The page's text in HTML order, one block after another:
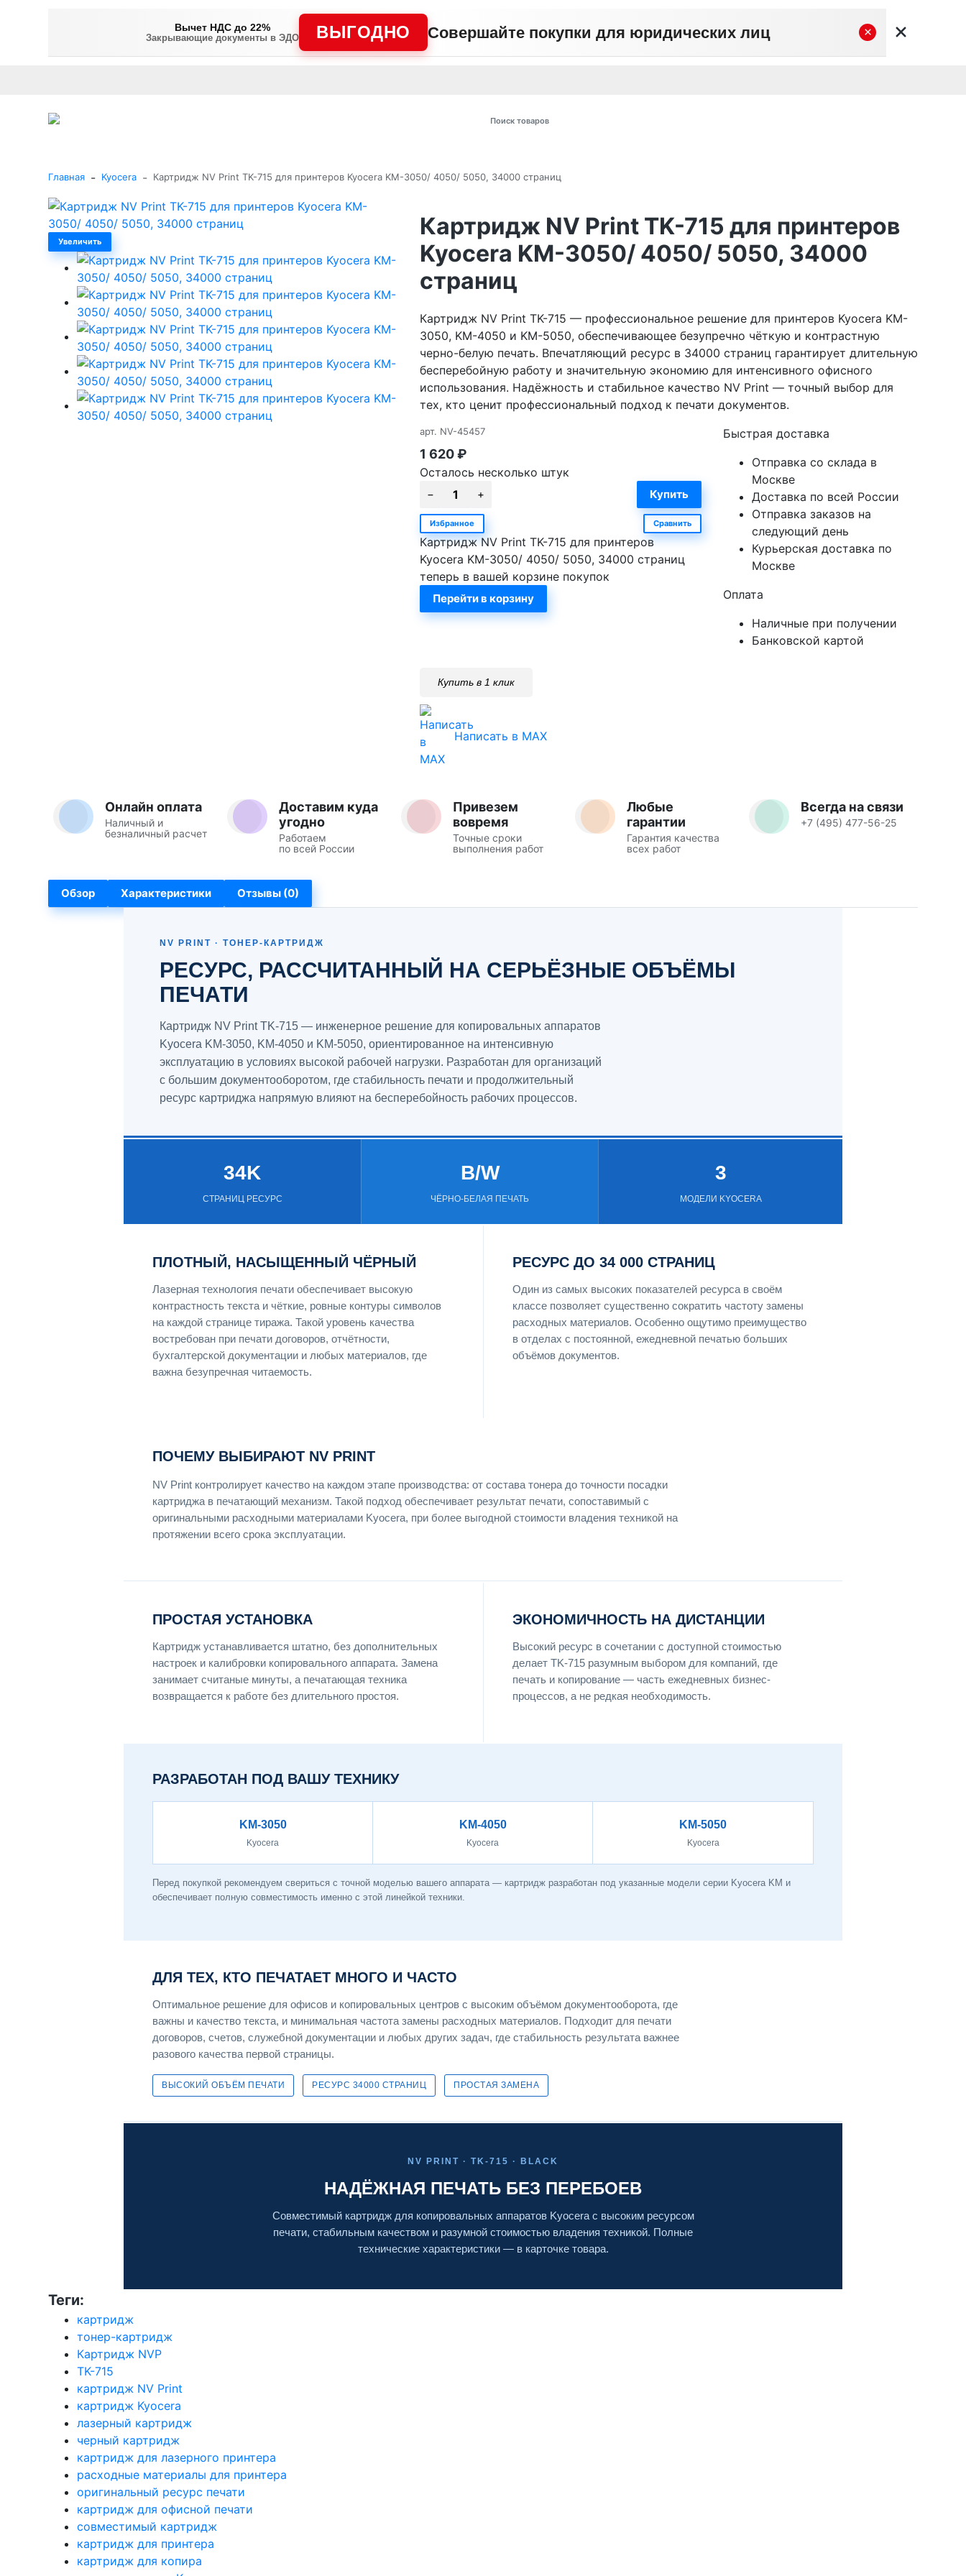
Вычет НДС до 22%
Закрывающие документы в ЭДО ВЫГОДНО Совершайте покупки для юридических лиц ×
Главная - Kyocera - Картридж NV Print TK-715 для принтеров Kyocera KM-3050/ 4050/ 5050, 34000 страниц
Увеличить
Картридж NV Print TK-715 для принтеров
Kyocera KM-3050/ 4050/ 5050, 34000
страниц
Картридж NV Print TK-715 — профессиональное решение для принтеров Kyocera KM-
3050, KM-4050 и KM-5050, обеспечивающее безупречно чёткую и контрастную
черно-белую печать. Впечатляющий ресурс в 34000 страниц гарантирует длительную
бесперебойную работу и значительную экономию для интенсивного офисного
использования. Надёжность и стабильное качество NV Print — точный выбор для
тех, кто ценит профессиональный подход к печати документов.
арт. NV-45457
1 620₽
Осталось несколько штук
Избранное Сравнить
Картридж NV Print TK-715 для принтеров
Kyocera KM-3050/ 4050/ 5050, 34000 страниц
теперь в вашей корзине покупок
Перейти в корзину
Быстрая доставка
Отправка со склада в
Москве
Доставка по всей России
Отправка заказов на
следующий день
Курьерская доставка по
Москве
Оплата
Наличные при получении
Банковской картой
Купить в 1 клик
Написать в MAX
Онлайн оплата
Наличный и
безналичный расчет
Доставим куда
угодно
Работаем
по всей России
Привезем
вовремя
Точные сроки
выполнения работ
Любые
гарантии
Гарантия качества
всех работ
Всегда на связи
+7 (495) 477-56-25
Обзор Характеристики Отзывы (0)
NV PRINT · ТОНЕР-КАРТРИДЖ
РЕСУРС, РАССЧИТАННЫЙ НА СЕРЬЁЗНЫЕ ОБЪЁМЫ
ПЕЧАТИ
Картридж NV Print TK-715 — инженерное решение для копировальных аппаратов
Kyocera KM-3050, KM-4050 и KM-5050, ориентированное на интенсивную
эксплуатацию в условиях высокой рабочей нагрузки. Разработан для организаций
с большим документооборотом, где стабильность печати и продолжительный
ресурс картриджа напрямую влияют на бесперебойность рабочих процессов.
34K
СТРАНИЦ РЕСУРС
B/W
ЧЁРНО-БЕЛАЯ ПЕЧАТЬ
3
МОДЕЛИ KYOCERA
ПЛОТНЫЙ, НАСЫЩЕННЫЙ ЧЁРНЫЙ
Лазерная технология печати обеспечивает высокую
контрастность текста и чёткие, ровные контуры символов
на каждой странице тиража. Такой уровень качества
востребован при печати договоров, отчётности,
бухгалтерской документации и любых материалов, где
важна безупречная читаемость.
РЕСУРС ДО 34 000 СТРАНИЦ
Один из самых высоких показателей ресурса в своём
классе позволяет существенно сократить частоту замены
расходных материалов. Особенно ощутимо преимущество
в отделах с постоянной, ежедневной печатью больших
объёмов документов.
ПОЧЕМУ ВЫБИРАЮТ NV PRINT
NV Print контролирует качество на каждом этапе производства: от состава тонера до точности посадки
картриджа в печатающий механизм. Такой подход обеспечивает результат печати, сопоставимый с
оригинальными расходными материалами Kyocera, при более выгодной стоимости владения техникой на
протяжении всего срока эксплуатации.
ПРОСТАЯ УСТАНОВКА
Картридж устанавливается штатно, без дополнительных
настроек и калибровки копировального аппарата. Замена
занимает считаные минуты, а печатающая техника
возвращается к работе без длительного простоя.
ЭКОНОМИЧНОСТЬ НА ДИСТАНЦИИ
Высокий ресурс в сочетании с доступной стоимостью
делает TK-715 разумным выбором для компаний, где
печать и копирование — часть ежедневных бизнес-
процессов, а не редкая необходимость.
РАЗРАБОТАН ПОД ВАШУ ТЕХНИКУ
KM-3050
Kyocera
KM-4050
Kyocera
KM-5050
Kyocera
Перед покупкой рекомендуем свериться с точной моделью вашего аппарата — картридж разработан под указанные модели серии Kyocera KM и
обеспечивает полную совместимость именно с этой линейкой техники.
ДЛЯ ТЕХ, КТО ПЕЧАТАЕТ МНОГО И ЧАСТО
Оптимальное решение для офисов и копировальных центров с высоким объёмом документооборота, где
важны и качество текста, и минимальная частота замены расходных материалов. Подходит для печати
договоров, счетов, служебной документации и любых других задач, где стабильность результата важнее
разового качества первой страницы.
ВЫСОКИЙ ОБЪЁМ ПЕЧАТИ РЕСУРС 34000 СТРАНИЦ ПРОСТАЯ ЗАМЕНА
NV PRINT · TK-715 · BLACK
НАДЁЖНАЯ ПЕЧАТЬ БЕЗ ПЕРЕБОЕВ
Совместимый картридж для копировальных аппаратов Kyocera с высоким ресурсом
печати, стабильным качеством и разумной стоимостью владения техникой. Полные
технические характеристики — в карточке товара.
Теги:
картридж
тонер-картридж
Картридж NVP
TK-715
картридж NV Print
картридж Kyocera
лазерный картридж
черный картридж
картридж для лазерного принтера
расходные материалы для принтера
оригинальный ресурс печати
картридж для офисной печати
совместимый картридж
картридж для принтера
картридж для копира